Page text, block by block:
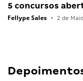
5 concursos
Fellype Sales • 2 de